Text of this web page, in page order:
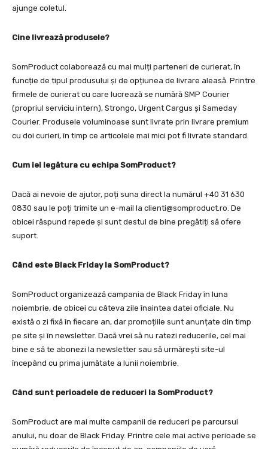
ajunge coletul.
Cine livrează produsele?
SomProduct colaborează cu mai mulți parteneri de curierat, în
funcție de tipul produsului și de opțiunea de livrare aleasă. Printre
firmele de curierat cu care lucrează se numără SMP Courier
(propriul serviciu intern), Strongo, Urgent Cargus și Sameday
Courier. Produsele voluminoase sunt livrate prin livrare premium
cu doi curieri, în timp ce articolele mai mici pot fi livrate standard.
Cum iei legătura cu echipa SomProduct?
Dacă ai nevoie de ajutor, poți suna direct la numărul +40 31 630
0830 sau le poți trimite un e-mail la clienti@somproduct.ro . De
obicei răspund repede și sunt destul de bine pregătiți să ofere
suport.
Când este Black Friday la SomProduct?
SomProduct organizează campania de Black Friday în luna
noiembrie, de obicei cu câteva zile înaintea datei oficiale. Nu
există o zi fixă în fiecare an, dar promoțiile sunt anunțate din timp
pe site și în newsletter. Dacă vrei să nu ratezi reducerile, cel mai
bine e să te abonezi la newsletter sau să urmărești site-ul
începând cu prima jumătate a lunii noiembrie.
Când sunt perioadele de reduceri la SomProduct?
SomProduct are mai multe campanii de reduceri pe parcursul
anului, nu doar de Black Friday. Printre cele mai active perioade se